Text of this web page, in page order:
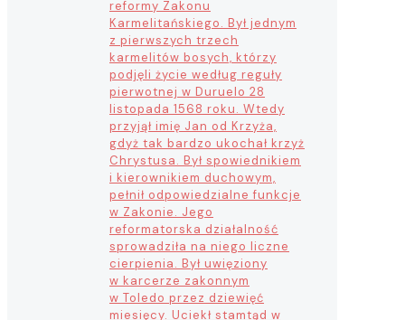
reformy Zakonu
Karmelitańskiego. Był jednym
z pierwszych trzech
karmelitów bosych, którzy
podjęli życie według reguły
pierwotnej w Duruelo 28
listopada 1568 roku. Wtedy
przyjął imię Jan od Krzyża,
gdyż tak bardzo ukochał krzyż
Chrystusa. Był spowiednikiem
i kierownikiem duchowym,
pełnił odpowiedzialne funkcje
w Zakonie. Jego
reformatorska działalność
sprowadziła na niego liczne
cierpienia. Był uwięziony
w karcerze zakonnym
w Toledo przez dziewięć
miesięcy. Uciekł stamtąd w